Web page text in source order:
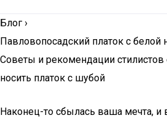
Блог ›
Павловопосадский платок с белой
Советы и рекомендации стилистов
носить платок с шубой
Наконец-то сбылась ваша мечта, и